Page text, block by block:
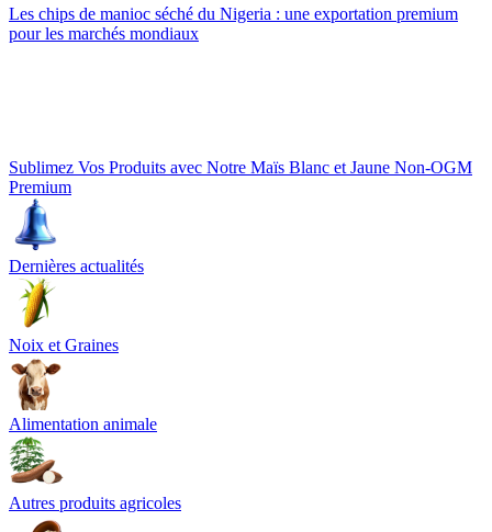
Les chips de manioc séché du Nigeria : une exportation premium
pour les marchés mondiaux
Sublimez Vos Produits avec Notre Maïs Blanc et Jaune Non-OGM
Premium
Dernières actualités
Noix et Graines
Alimentation animale
Autres produits agricoles